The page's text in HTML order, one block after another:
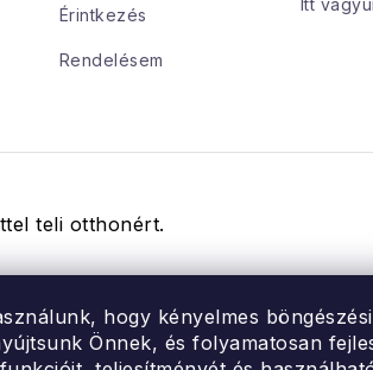
hogy kényelmes böngészési
Önnek, és folyamatosan
Érintkezés
Rendelésem
Itt
teli otthonért.